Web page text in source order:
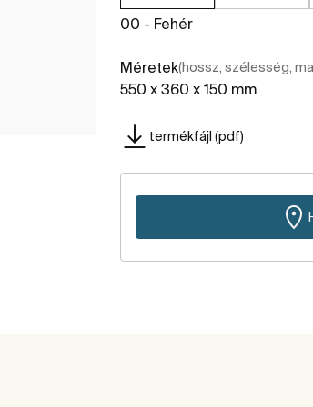
00 - Fehér
Méretek(hossz, szélesség,
550 x 360 x 150 mm
termékfájl (pdf)